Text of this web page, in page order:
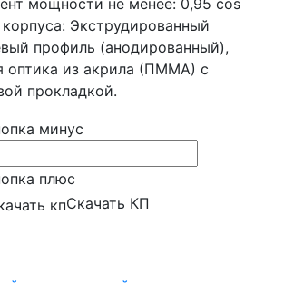
мощности не менее: 0,95 cos
Экструдированный
профиль (анодированный),
оптика из акрила (ПММА) с
прокладкой.
Скачать КП